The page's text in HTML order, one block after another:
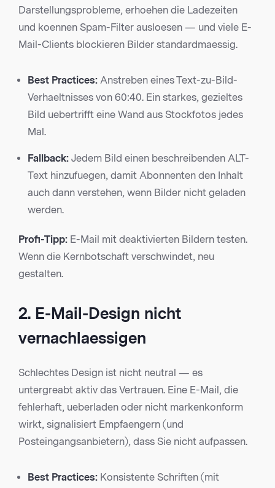
Darstellungsprobleme, erhoehen die Ladezeiten
und koennen Spam-Filter ausloesen — und viele E-
Mail-Clients blockieren Bilder standardmaessig.
Best Practices: Anstreben eines Text-zu-Bild-
Verhaeltnisses von 60:40. Ein starkes, gezieltes
Bild uebertrifft eine Wand aus Stockfotos jedes
Mal.
Fallback: Jedem Bild einen beschreibenden ALT-
Text hinzufuegen, damit Abonnenten den Inhalt
auch dann verstehen, wenn Bilder nicht geladen
werden.
Profi-Tipp: E-Mail mit deaktivierten Bildern testen.
Wenn die Kernbotschaft verschwindet, neu
gestalten.
2. E-Mail-Design nicht
vernachlaessigen
Schlechtes Design ist nicht neutral — es
untergreabt aktiv das Vertrauen. Eine E-Mail, die
fehlerhaft, ueberladen oder nicht markenkonform
wirkt, signalisiert Empfaengern (und
Posteingangsanbietern), dass Sie nicht aufpassen.
Best Practices: Konsistente Schriften (mit